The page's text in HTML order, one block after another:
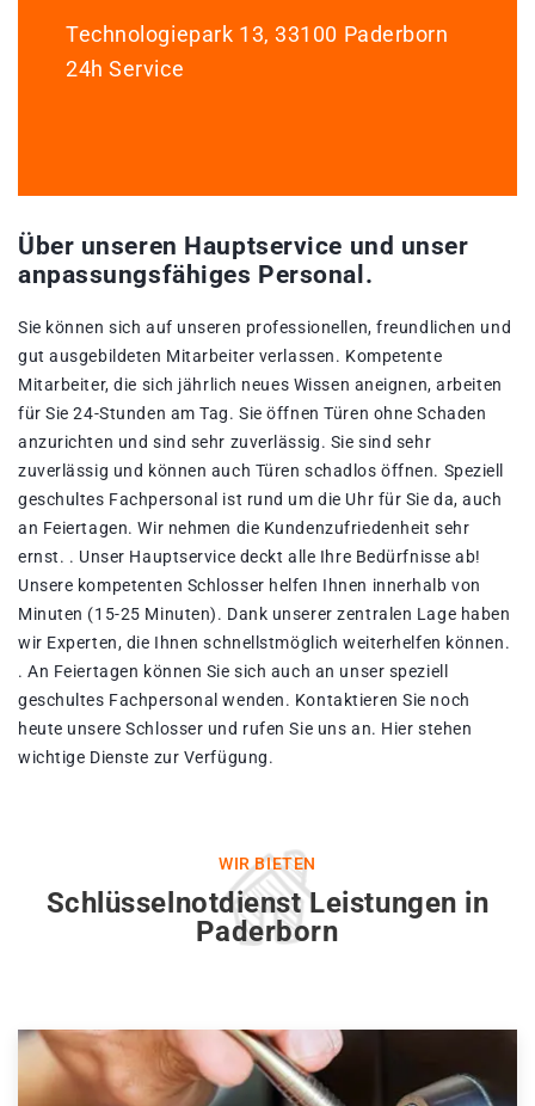
Technologiepark 13, 33100 Paderborn
24h Service
Über unseren Hauptservice und unser
anpassungsfähiges Personal.
Sie können sich auf unseren professionellen, freundlichen und
gut ausgebildeten Mitarbeiter verlassen. Kompetente
Mitarbeiter, die sich jährlich neues Wissen aneignen, arbeiten
für Sie 24-Stunden am Tag. Sie öffnen Türen ohne Schaden
anzurichten und sind sehr zuverlässig. Sie sind sehr
zuverlässig und können auch Türen schadlos öffnen. Speziell
geschultes Fachpersonal ist rund um die Uhr für Sie da, auch
an Feiertagen. Wir nehmen die Kundenzufriedenheit sehr
ernst. . Unser Hauptservice deckt alle Ihre Bedürfnisse ab!
Unsere kompetenten Schlosser helfen Ihnen innerhalb von
Minuten (15-25 Minuten). Dank unserer zentralen Lage haben
wir Experten, die Ihnen schnellstmöglich weiterhelfen können.
. An Feiertagen können Sie sich auch an unser speziell
geschultes Fachpersonal wenden. Kontaktieren Sie noch
heute unsere Schlosser und rufen Sie uns an. Hier stehen
wichtige Dienste zur Verfügung.
WIR BIETEN
Schlüsselnotdienst Leistungen in
Paderborn